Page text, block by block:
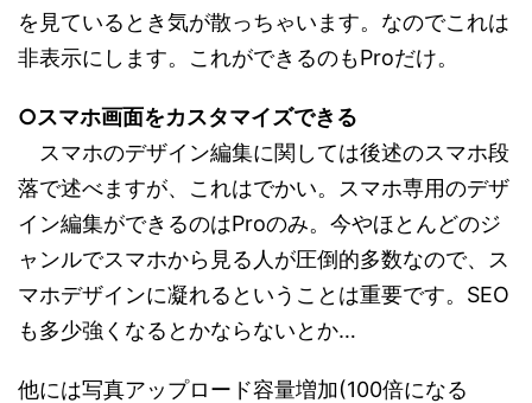
を見ているとき気が散っちゃいます。なのでこれは
非表示にします。これができるのもProだけ。
○スマホ画面をカスタマイズできる
スマホのデザイン編集に関しては後述のスマホ段
落で述べますが、これはでかい。スマホ専用のデザ
イン編集ができるのはProのみ。今やほとんどのジ
ャンルでスマホから見る人が圧倒的多数なので、ス
マホデザインに凝れるということは重要です。SEO
も多少強くなるとかならないとか…
他には写真アップロード容量増加(100倍になる